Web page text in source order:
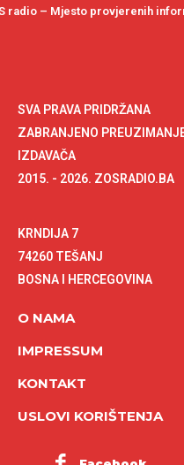
radio – Mjesto provjerenih
SVA PRAVA PRIDRŽANA
ZABRANJENO
IZDAVAČA
2015. - 2026. ZOSRADIO.BA
KRNDIJA 7
74260 TEŠANJ
BOSNA I HERCEGOVINA
O NAMA
IMPRESSUM
KONTAKT
USLOVI KORIŠTENJA